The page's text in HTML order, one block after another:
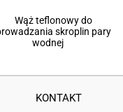
Wąż termoplastyczny do
pomiaru ciśnienia oleju
KONTAKT